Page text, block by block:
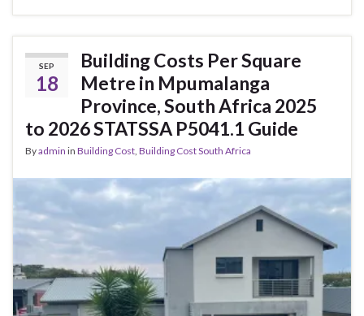
SEP
18
Building Costs Per Square
Metre in Mpumalanga
Province, South Africa 2025
to 2026 STATSSA P5041.1 Guide
Byadmin in Building Cost Building Cost South Africa